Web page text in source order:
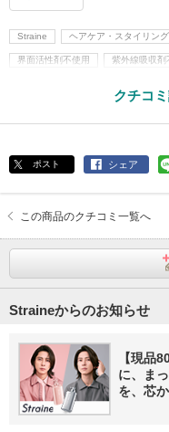
Straine ヘアケア・スタイリング
界面活性剤不使用 紫外線吸収剤
クチコ
ポスト シェア
この商品のクチコミ一覧へ
Straineからのお知らせ
【現品
に、ま
を、芯